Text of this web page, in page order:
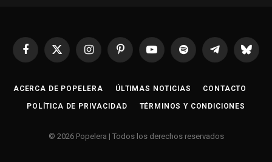
Facebook
X
InstagramPinterestYouTubeSpotify Telegrama
ACERCA DE POPELERA ÚLTIMAS NOTICIAS CONTACTO
POLÍTICA DE PRIVACIDAD TÉRMINOS Y CONDICIONES
© 2026 Popelera | Todos los derechos reservados